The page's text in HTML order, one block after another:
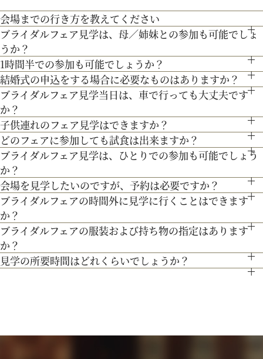
用。アーティストのライブやイベントでもケータリング実績を
持つ貴田岡シェフの試食をお楽しみください！
お二人のご招待人数や演出のご希望に合せた披露宴会場をご見
学！
リニューアルした宮の森フランセスをご紹介。
【歴史を受け継ぐ本物の教会】200年の歴史を持つ礼拝堂を南
フランスから移築。祭壇やパイプオルガン、ステンドグラスな
ども当時のまま。挙式当日の雰囲気をぜひ、体感してみて♪
３Dプロジェクションマッピングを始め、先輩カップル絶賛の
最先端のウェディング演出の数々をご紹介。ゲストと楽しむ演
出、お姫様のように注目される演出、あなたの理想にあったも
のをご提案します。
会場までの行き方を教えてください
●お車でお越しの方へ JR札幌駅から約15分 地下鉄西28丁
目から約3分
●交通機関をご利用の方へ 地下鉄東西線「西28丁目」駅下
車 2番出口より徒歩約15分となっております。
ブライダルフェア見学は、母／姉妹との参加も可能でしょ
うか？
もちろん可能です。親御様やご家族との参加も歓迎しておりま
す。
1時間半での参加も可能でしょうか？
通常、会場見学と試食で3時間程となります。時間内で必要な
ご案内にてご対応させて頂きます。
結婚式の申込をする場合に必要なものはありますか？
お内金と印鑑をお持ちいただいております。都度、プランナー
よりご案内させて頂きますのでご安心ください。
ブライダルフェア見学当日は、車で行っても大丈夫です
か？
お車でお越しいただいても大丈夫です。その際は、会場併設の
無料駐車場をご利用下さい。
子供連れのフェア見学はできますか？
もちろん可能です。授乳室等もご用意しておりますのでご安心
ください。
また、お子様連れでのご来館が不安な場合は、オンライン相談
フェアもご検討下さい。
どのフェアに参加しても試食は出来ますか？
「試食」マークのついているフェアにて、シェフ厳選料理の無
料試食を行っております。
ブライダルフェア見学は、ひとりでの参加も可能でしょう
か？
もちろん可能です。おひとり様でのご見学も歓迎しておりま
す。
会場を見学したいのですが、予約は必要ですか？
予約制ではございませんが、予約の方優先でご案内をしており
ます。
事前にご予約頂けますとご希望の日時に見学確実かと存じます
ので、ブライダルフェアページより予約、またはお電話にてお
ブライダルフェアの時間外に見学に行くことはできます
か？
ブライダルフェア開催時間帯での参加が難しい場合は、お電話
にてお気軽にご相談下さい。
ブライダルフェアの服装および持ち物の指定はあります
か？
特に指定はございません。服装は普段着でお気軽にお越しく
見学の所要時間はどれくらいでしょうか？
ご試食やお見積もり・日程のご提示を含めて３時間程お時間を